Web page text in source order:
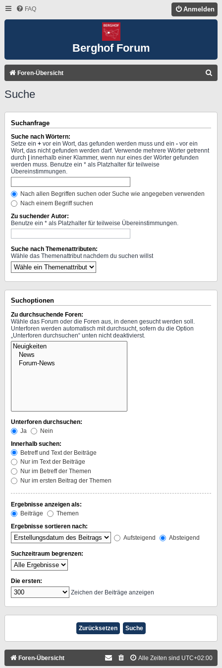
FAQ Anmelden
Berghof Forum
Foren-Übersicht
H
Suche
Suchanfrage
Suche nach Wörtern:
Setze ein + vor ein Wort, das gefunden werden muss und ein - vor ein
Wort, das nicht gefunden werden darf. Verwende mehrere Wörter getrennt
durch
innerhalb einer Klammer, wenn nur eines der Wörter gefunden
werden muss. Benutze ein * als Platzhalter für teilweise
Übereinstimmungen.
Nach allen Begriffen suchen oder Suche wie angegeben verwenden
Nach einem Begriff suchen
Zu suchender Autor:
Benutze ein * als Platzhalter für teilweise Übereinstimmungen.
Suche nach Themenattributen:
Wähle das Themenattribut nachdem du suchen willst
Suchoptionen
Zu durchsuchende Foren:
Wähle das Forum oder die Foren aus, in denen gesucht werden soll.
Unterforen werden automatisch mit durchsucht, sofern du die Option
„Unterforen durchsuchen“ unten nicht deaktivierst.
Unterforen durchsuchen:
Ja
Nein
Innerhalb suchen:
Betreff und Text der Beiträge
Nur im Text der Beiträge
Nur im Betreff der Themen
Nur im ersten Beitrag der Themen
Ergebnisse anzeigen als:
Beiträge
Themen
Ergebnisse sortieren nach:
Aufsteigend
Absteigend
Suchzeitraum begrenzen:
Die ersten:
Zeichen der Beiträge anzeigen
Foren-Übersicht Alle Zeiten sind UTC+02:00